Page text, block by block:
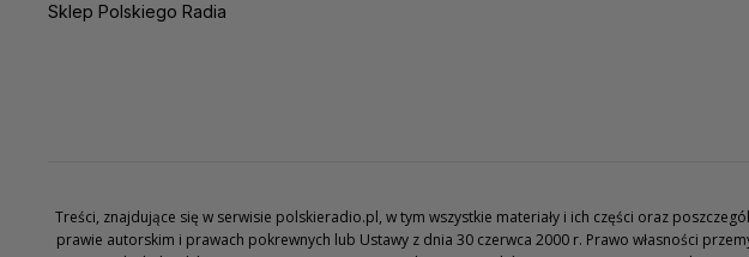
Sklep Polskiego Radia
Treści, znajdujące się w serwisie polskieradio.pl, w tym wszystkie materiały i ich części oraz
prawie autorskim i prawach pokrewnych lub Ustawy z dnia 30 czerwca 2000 r. Prawo własności